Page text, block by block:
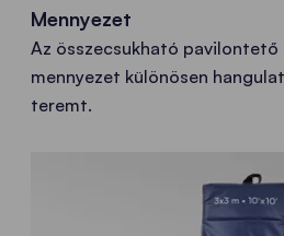
Mennyezet
Az összecsukható
mennyezet különösen
teremt.